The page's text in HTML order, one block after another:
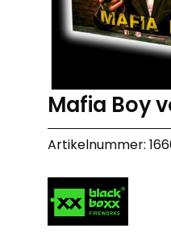
Mafia Boy
Artikelnummer: